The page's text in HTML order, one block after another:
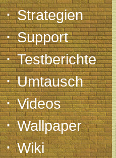
·Strategien
·Support
·Testberichte
·Umtausch
·Videos
·Wallpaper
·Wiki